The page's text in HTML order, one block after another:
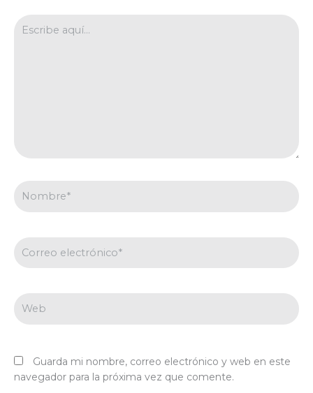
electrónico*
Guarda mi nombre, correo electrónico y web en este
navegador para la próxima vez que comente.